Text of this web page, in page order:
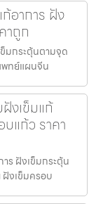
อาการ ฝัง
าถูก
มกระตุ้นตามจุด
พทย์แผนจีน
งเข็มแก้
แก้ว ราคา
ร ฝังเข็มกระตุ้น
ฝังเข็มครอบ